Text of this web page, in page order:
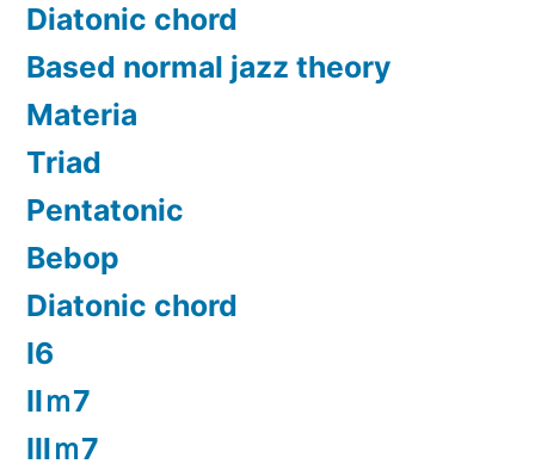
Diatonic chord
Based normal jazz theory
Materia
Triad
Pentatonic
Bebop
Diatonic chord
Ⅰ6
Ⅱｍ7
Ⅲｍ7